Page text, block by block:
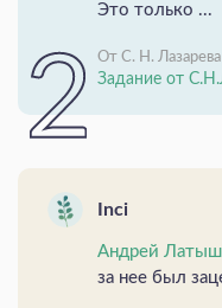
Это только ...
От С. Н. Лазарева
Задание от
Inci
Андрей
за нее был